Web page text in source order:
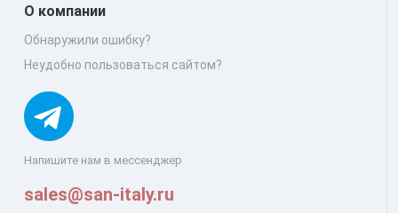
Напишите нам в мессенджер
sales@san-italy.ru
О компании
Обнаружили ошибку?
Неудобно пользоваться сайтом?